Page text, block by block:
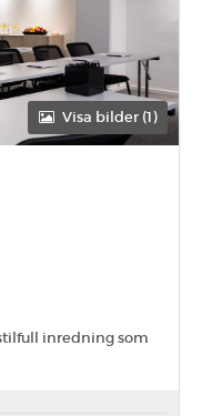
Visa bilder (1)
inredning som